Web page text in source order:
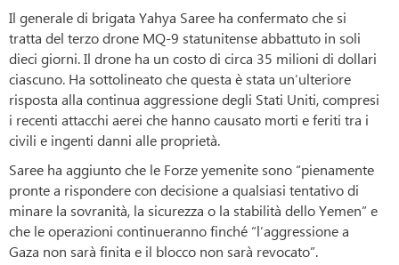
Il generale di brigata Yahya Saree ha confermato che si
tratta del terzo drone MQ-9 statunitense abbattuto in soli
dieci giorni. Il drone ha un costo di circa 35 milioni di dollari
ciascuno. Ha sottolineato che questa è stata un’ulteriore
risposta alla continua aggressione degli Stati Uniti, compresi
i recenti attacchi aerei che hanno causato morti e feriti tra i
civili e ingenti danni alle proprietà.
Saree ha aggiunto che le Forze yemenite sono “pienamente
pronte a rispondere con decisione a qualsiasi tentativo di
minare la sovranità, la sicurezza o la stabilità dello Yemen” e
che le operazioni continueranno finché “l’aggressione a
Gaza non sarà finita e il blocco non sarà revocato”.